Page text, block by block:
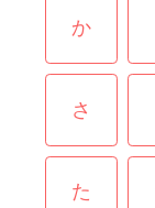
か
さ
た